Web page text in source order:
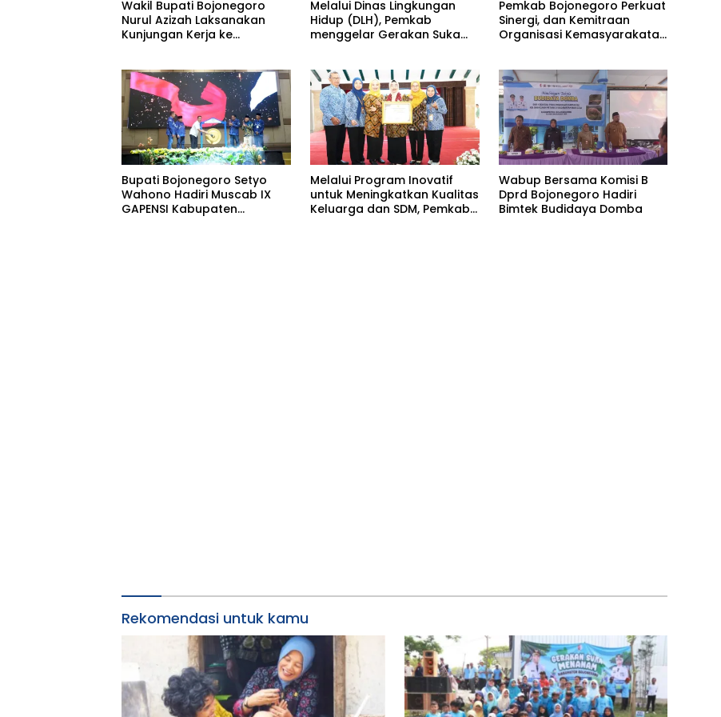
Wakil Bupati Bojonegoro
Nurul Azizah Laksanakan
Kunjungan Kerja ke
Melalui Dinas Lingkungan
Hidup (DLH), Pemkab
menggelar Gerakan Suka
Pemkab Bojonegoro Perkuat
Sinergi, dan Kemitraan
Organisasi Kemasyarakatan
Bupati Bojonegoro Setyo
Wahono Hadiri Muscab IX
GAPENSI Kabupaten
Melalui Program Inovatif
untuk Meningkatkan Kualitas
Keluarga dan SDM, Pemkab
Wabup Bersama Komisi B
Dprd Bojonegoro Hadiri
Bimtek Budidaya Domba
Rekomendasi untuk kamu